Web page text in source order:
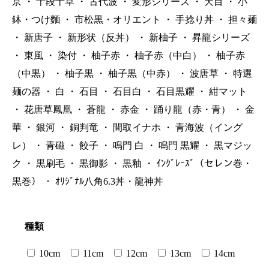
鉢・つけ麵
・ 市松黒・オリエント ・ 手捻り丼 ・ 担々麺
・
新唐子 ・ 新形状（反丼） ・ 新柚子 ・ 昇龍シリーズ
・ 東風 ・ 染付 ・ 柚子赤 ・ 柚子赤（中白） ・ 柚子赤
（中黒）
・ 柚子黒 ・ 柚子黒（中赤） ・ 波唐草 ・ 特選
麺の器
・ 白 ・ 石目 ・ 石目白 ・ 石目黒耀 ・ 紺マット
・ 花唐草鳳凰 ・ 蒼龍 ・ 赤金 ・ 踊り龍（赤・青） ・ 金
華
・ 銀河 ・ 銅判竜 ・ 間取イナホ ・ 青海波（イング
レ）
・ 青磁 ・ 餃子 ・ 鳴門 白 ・ 鳴門 黒耀 ・ 黒マジッ
ク
・ 黒刷毛 ・ 黒御影 ・ 黒釉 ・
ｲﾝｸﾞﾚｰｽﾞ（セレン巻・
黒巻）
・ ｵﾘｼﾞﾅﾙ八角6.3丼・龍神丼
種類
10cm 11cm 12cm 13cm 14cm